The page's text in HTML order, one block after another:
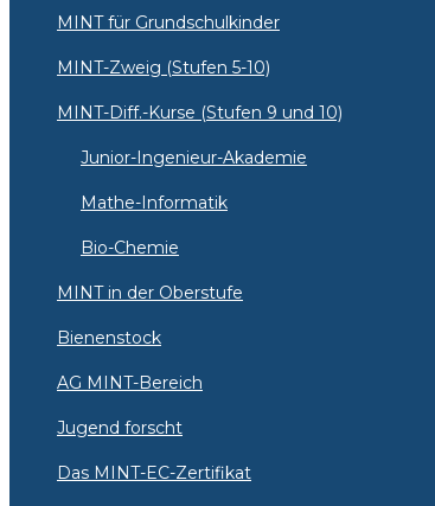
MINT für Grundschulkinder
MINT-Zweig (Stufen 5-10)
MINT-Diff.-Kurse (Stufen 9 und 10)
Junior-Ingenieur-Akademie
Mathe-Informatik
Bio-Chemie
MINT in der Oberstufe
Bienenstock
AG MINT-Bereich
Jugend forscht
Das MINT-EC-Zertifikat